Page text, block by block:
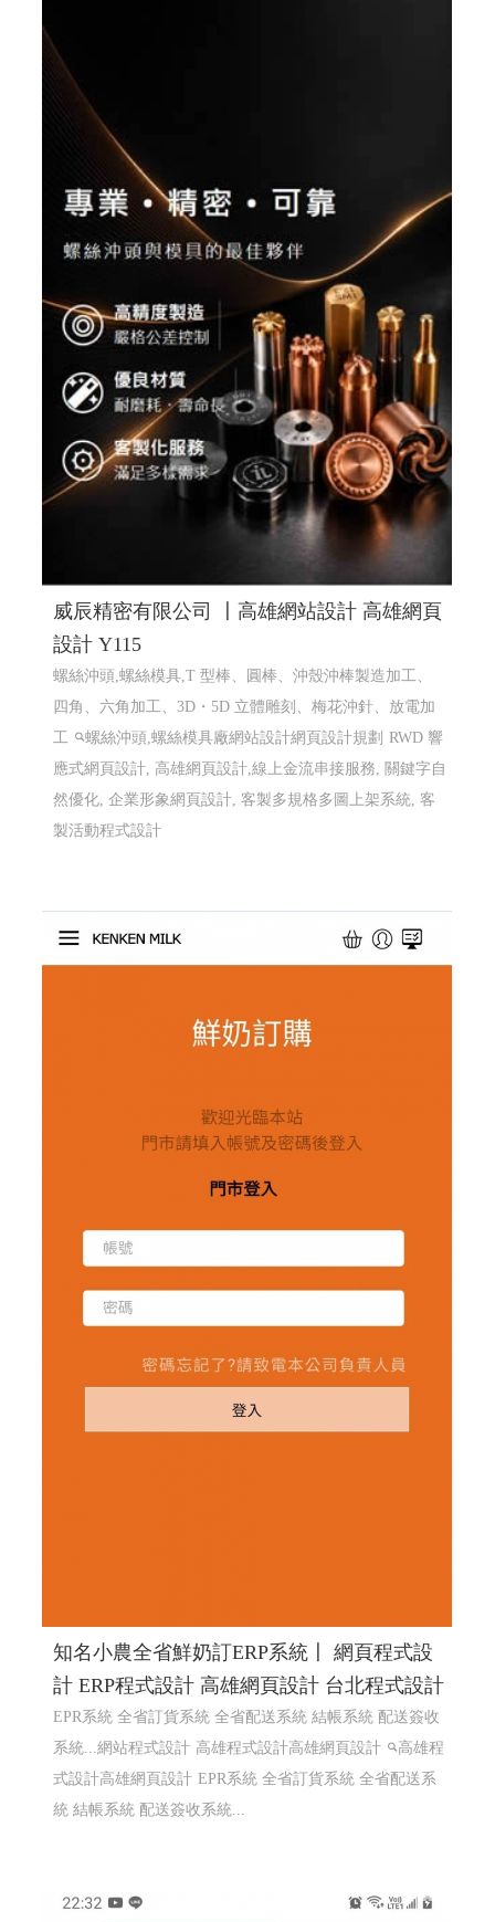
威辰精密有限公司 〡高雄網站設計 高雄網頁
設計 Y115
螺絲沖頭,螺絲模具,T 型棒、圓棒、沖殼沖棒製造加工、
四角、六角加工、3D・5D 立體雕刻、梅花沖針、放電加
工
螺絲沖頭,螺絲模具廠網站設計網頁設計規劃 RWD 響
應式網頁設計, 高雄網頁設計,線上金流串接服務, 關鍵字自
然優化, 企業形象網頁設計, 客製多規格多圖上架系統, 客
製活動程式設計
知名小農全省鮮奶訂ERP系統〡 網頁程式設
計 ERP程式設計 高雄網頁設計 台北程式設計
EPR系統 全省訂貨系統 全省配送系統 結帳系統 配送簽收
系統...網站程式設計 高雄程式設計高雄網頁設計
高雄程
式設計高雄網頁設計 EPR系統 全省訂貨系統 全省配送系
統 結帳系統 配送簽收系統...